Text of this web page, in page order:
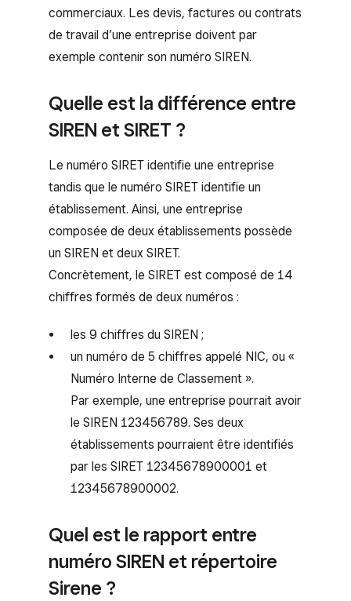
commerciaux. Les devis, factures ou contrats
de travail d’une entreprise doivent par
exemple contenir son numéro SIREN.
Quelle est la différence entre
SIREN et SIRET ?
Le numéro SIRET identifie une entreprise
tandis que le numéro SIRET identifie un
établissement. Ainsi, une entreprise
composée de deux établissements possède
un SIREN et deux SIRET.
Concrètement, le SIRET est composé de 14
chiffres formés de deux numéros :
les 9 chiffres du SIREN ;
un numéro de 5 chiffres appelé NIC, ou «
Numéro Interne de Classement ».
Par exemple, une entreprise pourrait avoir
le SIREN 123456789. Ses deux
établissements pourraient être identifiés
par les SIRET 12345678900001 et
12345678900002.
Quel est le rapport entre
numéro SIREN et répertoire
Sirene ?